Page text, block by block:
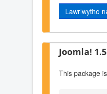
Lawrlwytho
Joomla!
This package